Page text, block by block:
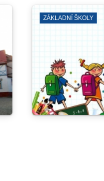
GALERIE